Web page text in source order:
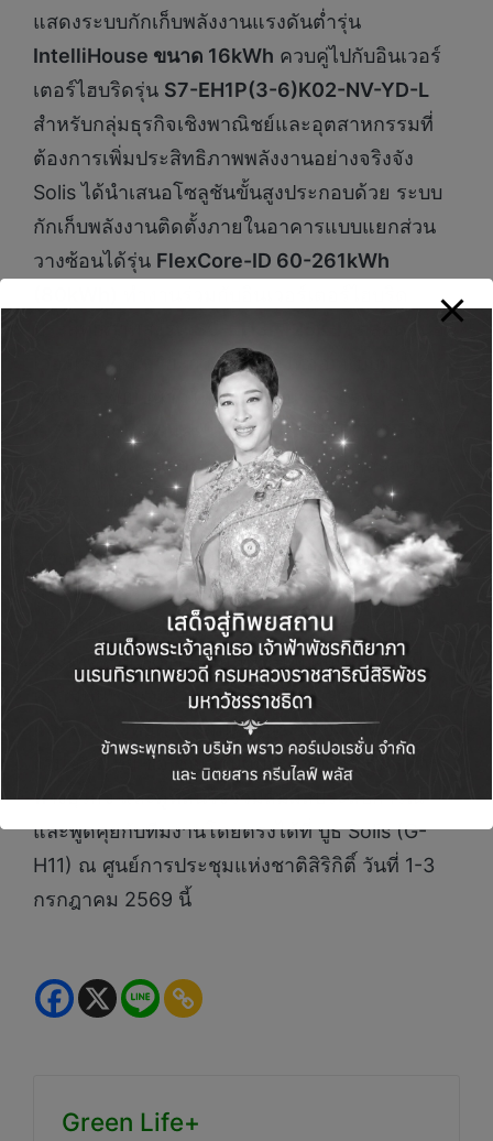
แสดงระบบกักเก็บพลังงานแรงดันต่ำรุ่น
IntelliHouse ขนาด 16kWh ควบคู่ไปกับอินเวอร์
เตอร์ไฮบริดรุ่น S7-EH1P(3-6)K02-NV-YD-L
สำหรับกลุ่มธุรกิจเชิงพาณิชย์และอุตสาหกรรมที่
ต้องการเพิ่มประสิทธิภาพพลังงานอย่างจริงจัง
Solis ได้นำเสนอโซลูชันขั้นสูงประกอบด้วย ระบบ
กักเก็บพลังงานติดตั้งภายในอาคารแบบแยกส่วน
วางซ้อนได้รุ่น FlexCore-ID 60-261kWh
ตลอดจนอิน
เวอร์เตอร์อัจฉริยะกำลังผลิตสูงที่ออกแบบมา
สำหรับระบบขนาดใหญ่อย่างรุ่น
GC3P150K07
และรุ่นS6-GU3P350K06
พร้อมขับเคลื่อนศักยภาพการใช้พลังงานสะอาดใน
ภาคอุตสาหกรรมอย่างเต็มพิกัด
ด้วยประสบการณ์ระดับโลกที่ยาวนานกว่า 20 ปี
ประกอบกับความพร้อมของทีมงานผู้เชี่ยวชาญและ
การสนับสนุนหลังการขายที่เข้าถึงได้จริงใน
ประเทศไทย Solis มุ่งมั่นที่จะมอบผลิตภัณฑ์ที่มี
ความทนทาน มีความต่อเนื่องในการดำเนินงาน
และตอบโจทย์ความคุ้มค่าในระยะยาวให้แก่ผู้ใช้
งานชาวไทย ขอเชิญชวนผู้ประกอบการ พันธมิตร
ทางธุรกิจ และผู้ที่สนใจร่วมสัมผัสประสบการณ์
และพูดคุยกับทีมงานโดยตรงได้ที่ บูธ Solis (G-
H11) ณ ศูนย์การประชุมแห่งชาติสิริกิติ์ วันที่ 1-3
กรกฎาคม 2569 นี้
Green Life+